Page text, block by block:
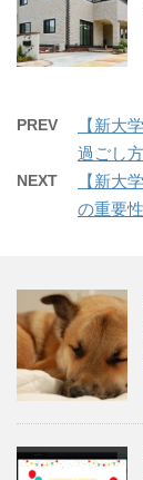
PREV
【新大
過ごし
NEXT
【新大
の重要性